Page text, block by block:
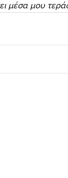
μέσα μου